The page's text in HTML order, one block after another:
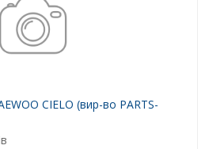
CIELO (вир-во PARTS-